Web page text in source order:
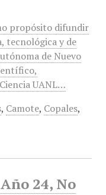
propósito difundir
tecnológica y de
de Nuevo
UANL…
, Camote, Copales,
24, No